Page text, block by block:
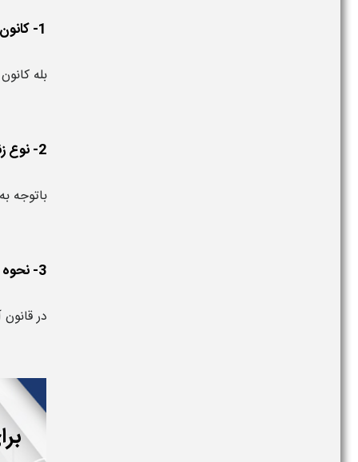
1- کانون اصلاح و تربیت زندان محسوب می شود ؟
بله
2- نوع زندان هر فرد مجرم بر چه اساسی تعیین می شود ؟
باتوجه
3- نحوه و شرایط نگهداری محکومان حبس در چه قانونی بیان شده است ؟
در